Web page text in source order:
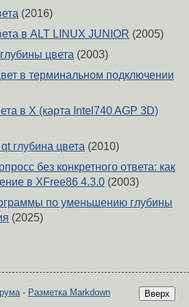
(2016)
в ALT LINUX JUNIOR (2005)
цвета (2003)
в терминальном подключении
в Х (карта Intel740 AGP 3D)
глубина цвета (2010)
без конкретного ответа: как
в XFree86 4.3.0 (2003)
по уменьшению глубины
(2025)
Вверх
- Разметка Markdown